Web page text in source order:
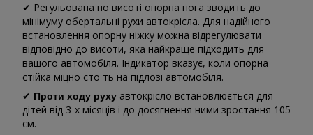
✔ Регульована по висоті опорна нога зводить до
мінімуму обертальні рухи автокрісла. Для надійного
встановлення опорну ніжку можна відрегулювати
відповідно до висоти, яка найкраще підходить для
вашого автомобіля. Індикатор вказує, коли опорна
стійка міцно стоїть на підлозі автомобіля.
✔ Проти ходу руху автокрісло встановлюється для
дітей від 3-х місяців і до досягнення ними зростання 105
см.